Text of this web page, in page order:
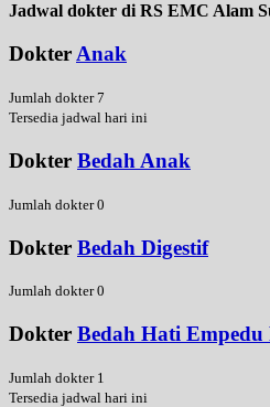
Jadwal dokter di RS EMC Alam
Dokter Anak
Jumlah dokter 7
Tersedia jadwal hari ini
Dokter Bedah Anak
Jumlah dokter 0
Dokter Bedah Digestif
Jumlah dokter 0
Dokter Bedah Hati
Jumlah dokter 1
Tersedia jadwal hari ini